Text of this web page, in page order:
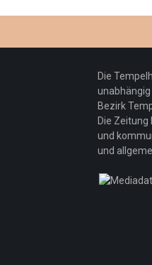
Die
Bezirk
Die
und
und